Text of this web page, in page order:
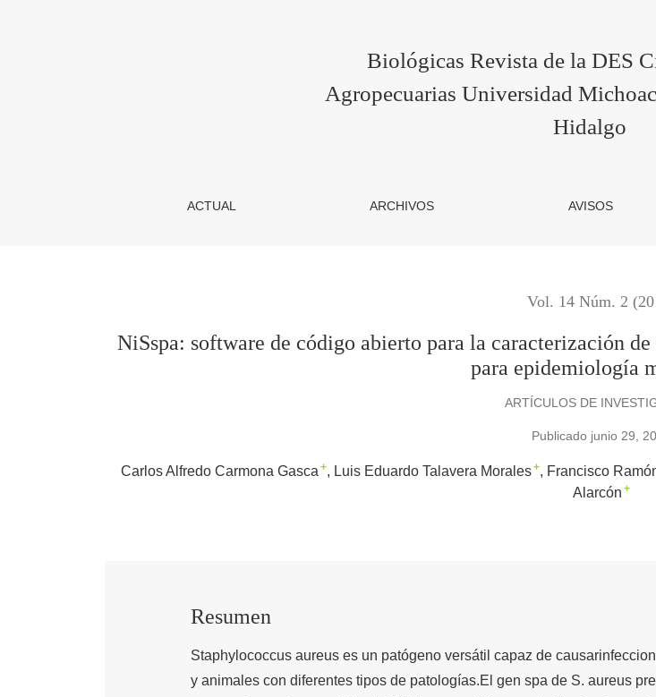
NiSspa: software de código abierto para la caracterización de aislados de
Biológicas Revista de la DES
Agropecuarias Universidad
Hidalgo
ACTUAL ARCHIVOS AVISOS
Vol. 14 Núm. 2
NiSspa: software de código abierto para la caracterización
para epidemiología
ARTÍCULOS DE
Publicado junio 29,
Carlos Alfredo Carmona Gasca + Luis Eduardo Talavera Morales+ Francisco
Alarcón +
Resumen
Staphylococcus aureus es un patógeno versátil capaz de
y animales con diferentes tipos de patologías.El gen spa de S. aureus